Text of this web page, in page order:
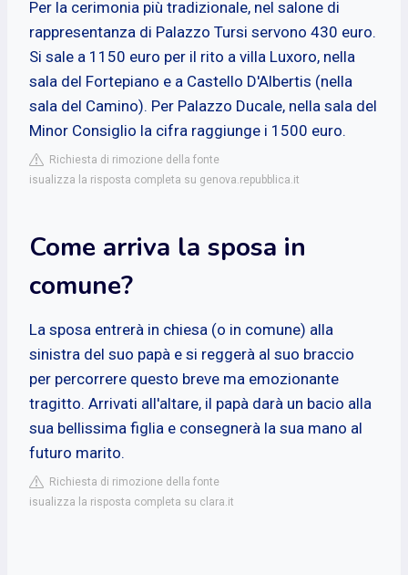
Per la cerimonia più tradizionale, nel salone di
rappresentanza di Palazzo Tursi servono 430 euro.
Si sale a 1150 euro per il rito a villa Luxoro, nella
sala del Fortepiano e a Castello D'Albertis (nella
sala del Camino). Per Palazzo Ducale, nella sala del
Minor Consiglio la cifra raggiunge i 1500 euro.
Richiesta di rimozione della fonte
isualizza la risposta completa su genova.repubblica.it
Come arriva la sposa in
comune?
La sposa entrerà in chiesa (o in comune) alla
sinistra del suo papà e si reggerà al suo braccio
per percorrere questo breve ma emozionante
tragitto. Arrivati all'altare, il papà darà un bacio alla
sua bellissima figlia e consegnerà la sua mano al
futuro marito.
Richiesta di rimozione della fonte
isualizza la risposta completa su clara.it